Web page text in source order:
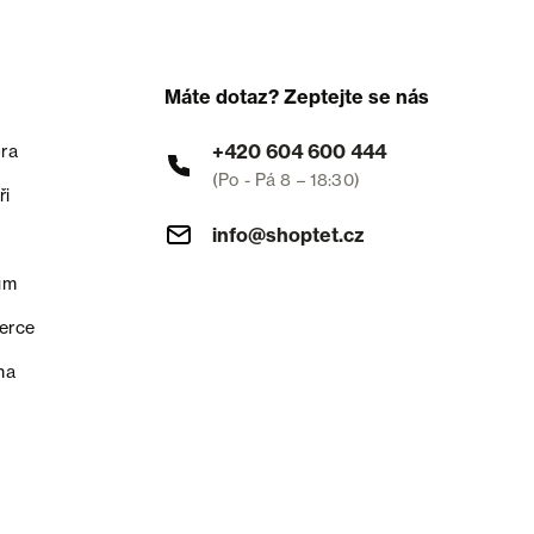
Máte dotaz? Zeptejte se nás
+420 604 600 444
(Po - Pá 8 – 18:30)
info@shoptet.cz